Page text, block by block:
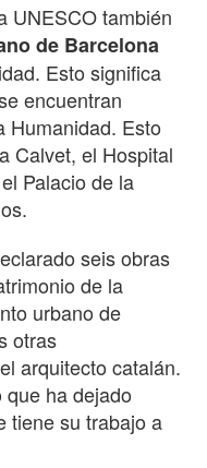
UNESCO también
de Barcelona
Esto significa
encuentran
Humanidad. Esto
Calvet, el Hospital
Palacio de la
seis obras
de la
urbano de
otras
arquitecto catalán.
ha dejado
tiene su trabajo a